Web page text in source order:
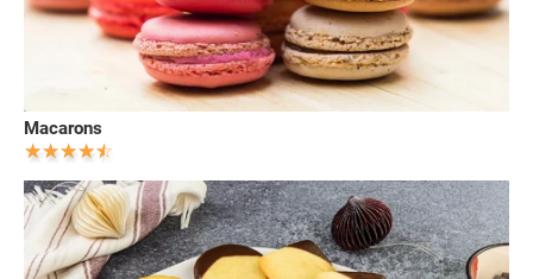
Macarons